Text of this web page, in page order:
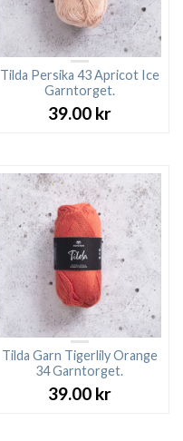
Tilda Persika 43 Apricot Ice
Garntorget.
39.00 kr
Tilda Garn Tigerlily Orange
34 Garntorget.
39.00 kr